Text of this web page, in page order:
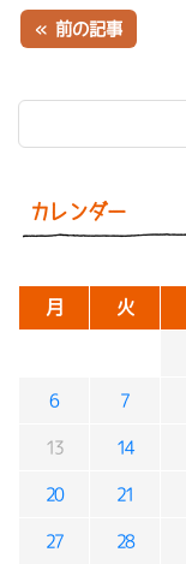
カレンダー
月 火
6 7
13 14
20 21
27 28
« 前の記事